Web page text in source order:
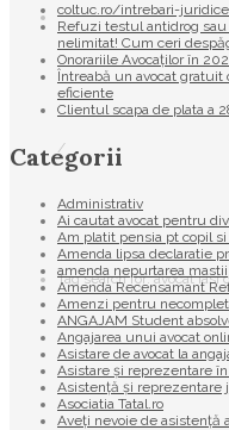
/
Tag search for: avocat iasi
coltuc.ro/intrebari-
Refuzi testul antidrog
nelimitat! Cum ceri
Onorariile Avocaților în
Întreabă un avocat
eficiente
Clientul scapa de plata a
Categorii
Administrativ
Ai cautat avocat pentru
Am platit pensia pt copil
Amenda lipsa declaratie
amenda nepurtarea mastii
Amenda Recensamant
Amenzi pentru
ANGAJAM Student
Angajarea unui avocat
Asistare de avocat la
Asistare și reprezentare
Asistență și reprezentare
Asociatia Tatal.ro
Aveţi nevoie de asistenţă